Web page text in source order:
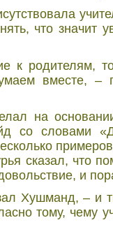
что значит
к родителям,
вместе, –
на
со словами
сказал, что
и
Хушманд, – и
тому, чему